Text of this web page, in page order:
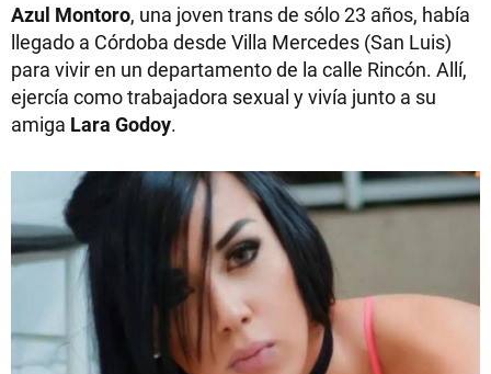
Azul Montoro, una joven trans de sólo 23 años, había
llegado a Córdoba desde Villa Mercedes (San Luis)
para vivir en un departamento de la calle Rincón. Allí,
ejercía como trabajadora sexual y vivía junto a su
amiga Lara Godoy.